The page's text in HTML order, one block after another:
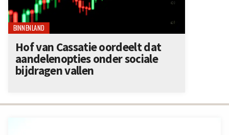
BINNENLAND
Hof van Cassatie oordeelt dat
aandelenopties onder sociale
bijdragen vallen